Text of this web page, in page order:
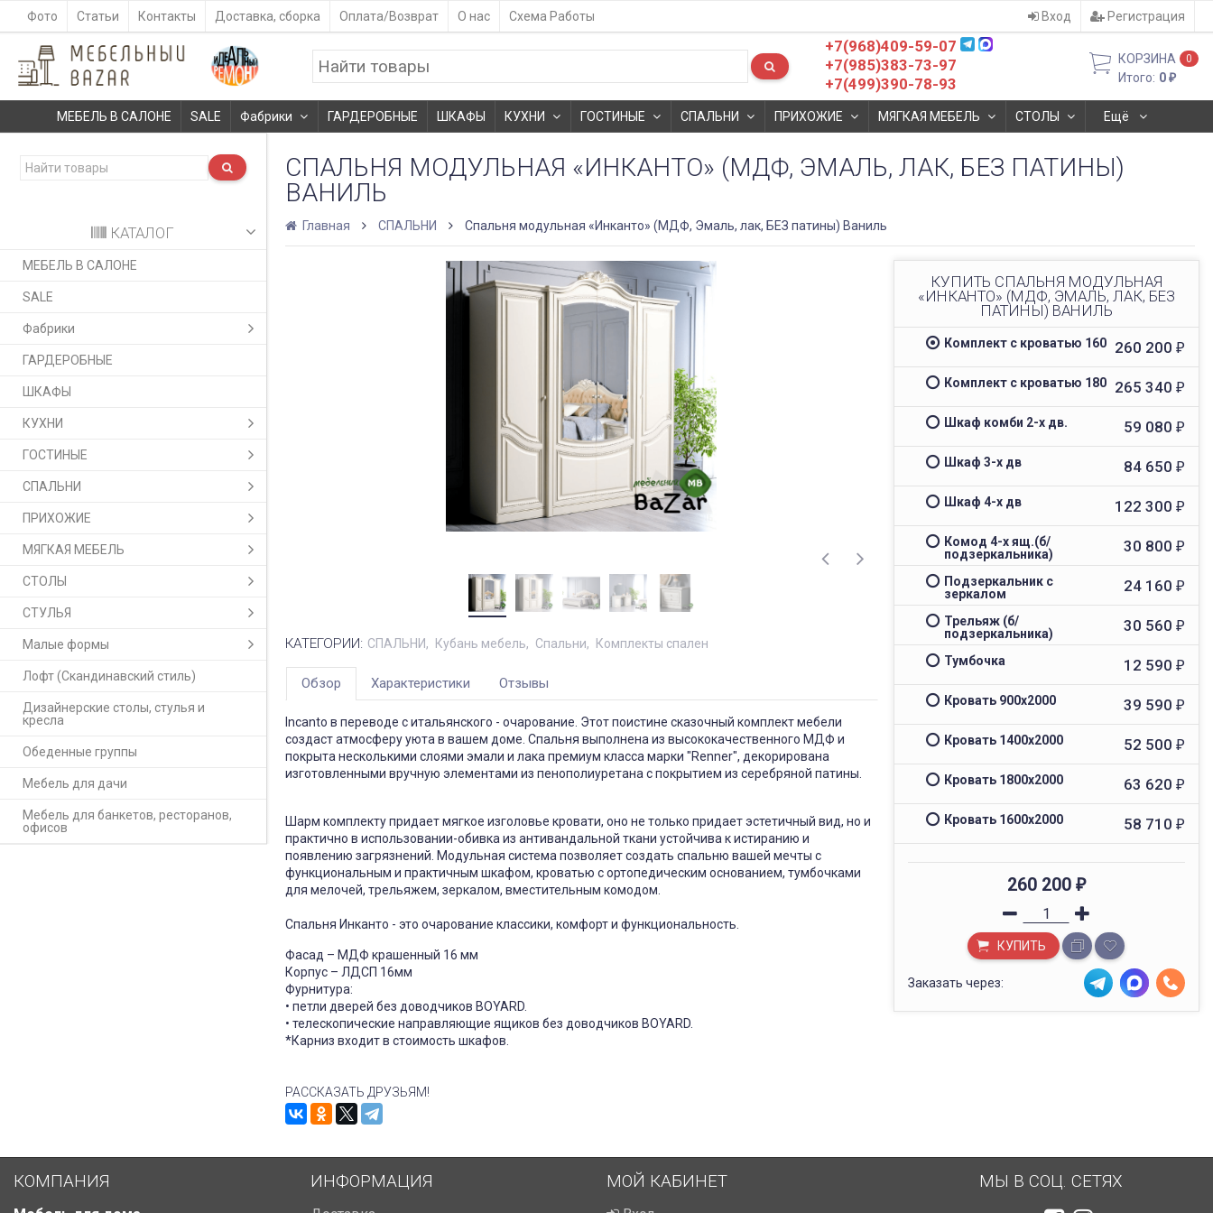
Фото Статьи Контакты Доставка, сборка Оплата/Возврат О нас Схема Работы Вход Регистрация
+7(968)409-59-07
+7(985)383-73-97
+7(499)390-78-93
КОРЗИНА 0
Итого: 0₽
МЕБЕЛЬ В САЛОНЕ SALE Фабрики ГАРДЕРОБНЫЕ ШКАФЫ КУХНИ ГОСТИНЫЕ СПАЛЬНИ ПРИХОЖИЕ МЯГКАЯ МЕБЕЛЬ СТОЛЫ Ещё
КАТАЛОГ
МЕБЕЛЬ В САЛОНЕ
SALE
Фабрики
ГАРДЕРОБНЫЕ
ШКАФЫ
КУХНИ
ГОСТИНЫЕ
СПАЛЬНИ
ПРИХОЖИЕ
МЯГКАЯ МЕБЕЛЬ
СТОЛЫ
СТУЛЬЯ
Малые формы
Лофт (Скандинавский стиль)
Дизайнерские столы, стулья и
кресла
Обеденные группы
Мебель для дачи
Мебель для банкетов, ресторанов,
офисов
СПАЛЬНЯ МОДУЛЬНАЯ «ИНКАНТО» (МДФ, ЭМАЛЬ, ЛАК, БЕЗ ПАТИНЫ)
ВАНИЛЬ
Главная СПАЛЬНИ Спальня модульная «Инканто» (МДФ, Эмаль, лак, БЕЗ патины) Ваниль
КУПИТЬ СПАЛЬНЯ МОДУЛЬНАЯ
«ИНКАНТО» (МДФ, ЭМАЛЬ, ЛАК, БЕЗ
ПАТИНЫ) ВАНИЛЬ
Комплект с кроватью 160 260 200 ₽
Комплект с кроватью 180 265 340 ₽
Шкаф комби 2-х дв. 59 080 ₽
Шкаф 3-х дв 84 650 ₽
Шкаф 4-х дв 122 300 ₽
Комод 4-х ящ.(б/
подзеркальника)
30 800 ₽
Подзеркальник с
зеркалом
24 160 ₽
Трельяж (б/
подзеркальника)
30 560 ₽
Тумбочка 12 590 ₽
Кровать 900x2000 39 590 ₽
Кровать 1400x2000 52 500 ₽
Кровать 1800x2000 63 620 ₽
Кровать 1600x2000 58 710 ₽
260 200 ₽
КУПИТЬ
Заказать через:
КАТЕГОРИИ: СПАЛЬНИ Кубань мебель Спальни Комплекты спален
Обзор Характеристики Отзывы
Incanto в переводе с итальянского - очарование. Этот поистине сказочный комплект мебели
создаст атмосферу уюта в вашем доме. Спальня выполнена из высококачественного МДФ и
покрыта несколькими слоями эмали и лака премиум класса марки "Renner", декорирована
изготовленными вручную элементами из пенополиуретана с покрытием из серебряной патины.
Шарм комплекту придает мягкое изголовье кровати, оно не только придает эстетичный вид, но и
практично в использовании-обивка из антивандальной ткани устойчива к истиранию и
появлению загрязнений. Модульная система позволяет создать спальню вашей мечты с
функциональным и практичным шкафом, кроватью с ортопедическим основанием, тумбочками
для мелочей, трельяжем, зеркалом, вместительным комодом.
Спальня Инканто - это очарование классики, комфорт и функциональность.
Фасад – МДФ крашенный 16 мм
Корпус – ЛДСП 16мм
Фурнитура:
• петли дверей без доводчиков BOYARD.
• телескопические направляющие ящиков без доводчиков BOYARD.
*Карниз входит в стоимость шкафов.
РАССКАЗАТЬ ДРУЗЬЯМ!
КОМПАНИЯ ИНФОРМАЦИЯ МОЙ КАБИНЕТ МЫ В СОЦ. СЕТЯХ